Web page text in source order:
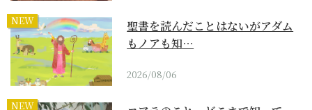
NEW
聖書を読んだことはないがアダム
もノアも知…
2026/08/06
NEW